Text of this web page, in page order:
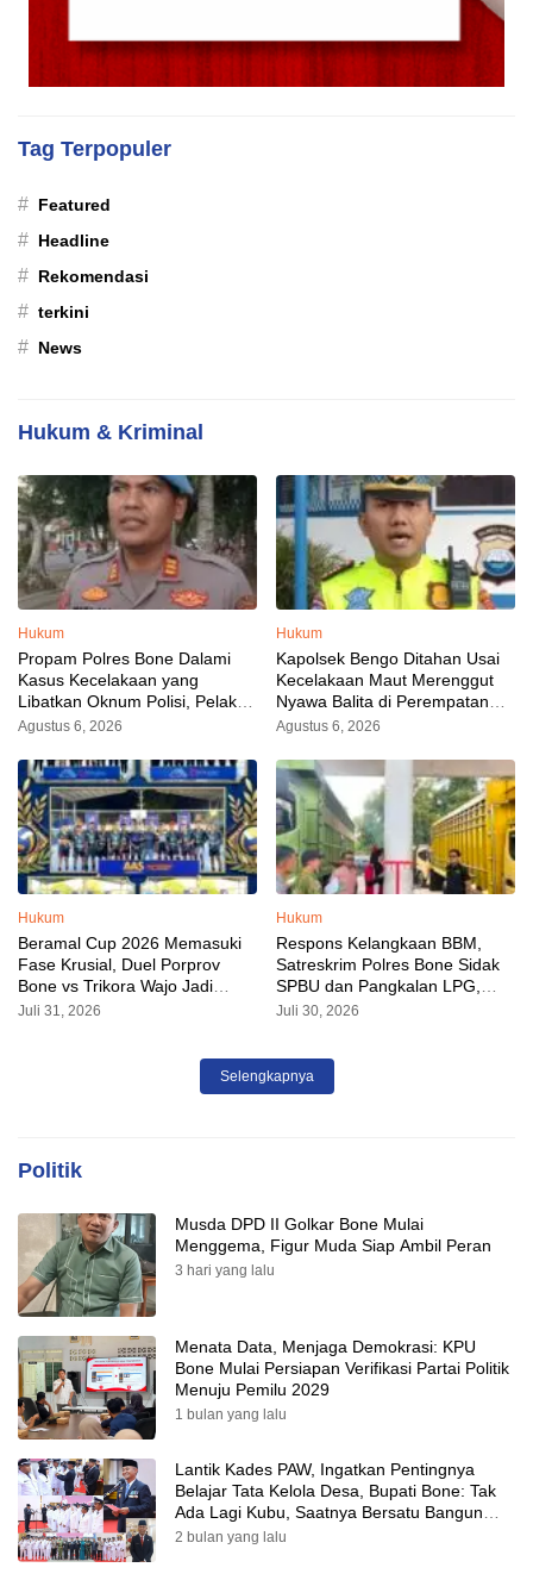
Tag Terpopuler
# Featured
# Headline
# Rekomendasi
# terkini
# News
Hukum & Kriminal
Hukum
Propam Polres Bone Dalami
Kasus Kecelakaan yang
Libatkan Oknum Polisi, Pelaku
Sudah Diamankan
Agustus 6, 2026
Hukum
Kapolsek Bengo Ditahan Usai
Kecelakaan Maut Merenggut
Nyawa Balita di Perempatan
Ahmad Yani–Besse Kajuara
Agustus 6, 2026
Hukum
Beramal Cup 2026 Memasuki
Fase Krusial, Duel Porprov
Bone vs Trikora Wajo Jadi
Sorotan Malam Ini
Juli 31, 2026
Hukum
Respons Kelangkaan BBM,
Satreskrim Polres Bone Sidak
SPBU dan Pangkalan LPG,
AKP Alvin Aji Imbau Pengelola
Juli 30, 2026
Selengkapnya
Politik
Musda DPD II Golkar Bone Mulai
Menggema, Figur Muda Siap Ambil Peran
3 hari yang lalu
Menata Data, Menjaga Demokrasi: KPU
Bone Mulai Persiapan Verifikasi Partai Politik
Menuju Pemilu 2029
1 bulan yang lalu
Lantik Kades PAW, Ingatkan Pentingnya
Belajar Tata Kelola Desa, Bupati Bone: Tak
Ada Lagi Kubu, Saatnya Bersatu Bangun
Desa
2 bulan yang lalu